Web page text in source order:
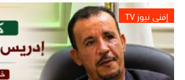
إفني نيوز TV